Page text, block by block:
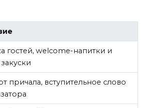
гостей, welcome-напитки и
причала, вступительное слово